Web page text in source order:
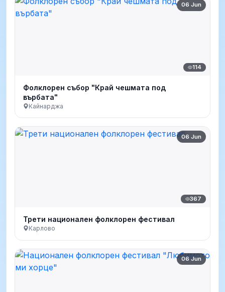
06 Jun
114
Фолклорен събор "Край чешмата под
върбата"
Кайнарджа
06 Jun
367
Трети национален фолклорен фестивал
Карлово
06 Jun